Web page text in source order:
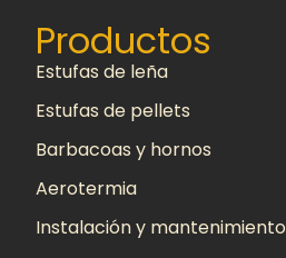
Productos
Estufas de leña
Estufas de pellets
Barbacoas y hornos
Aerotermia
Instalación y mantenimiento